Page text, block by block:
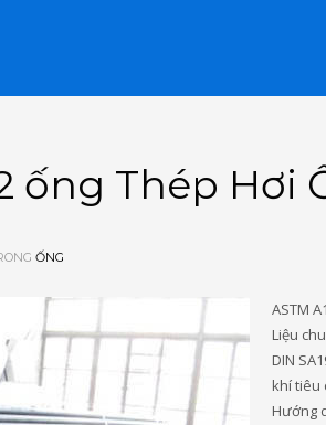
ống Thép Hơi
ỐNG
ASTM
Liệu
DIN
khí tiêu
Hướng